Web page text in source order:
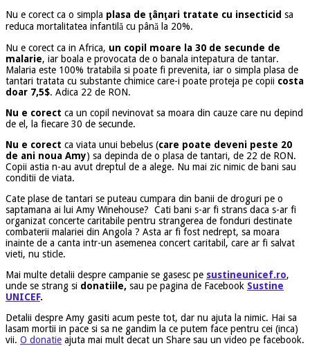
Nu e corect ca o simpla plasa de ţânţari tratate cu insecticid sa
reduca mortalitatea infantilă cu până la 20%.
Nu e corect ca in Africa, un copil moare la 30 de secunde de
malarie, iar boala e provocata de o banala intepatura de tantar.
Malaria este 100% tratabila si poate fi prevenita, iar o simpla plasa de
tantari tratata cu substante chimice care-i poate proteja pe copii costa
doar 7,5$. Adica 22 de RON.
Nu e corect ca un copil nevinovat sa moara din cauze care nu depind
de el, la fiecare 30 de secunde.
Nu e corect ca viata unui bebelus (care poate deveni peste 20
de ani noua Amy) sa depinda de o plasa de tantari, de 22 de RON.
Copii astia n-au avut dreptul de a alege. Nu mai zic nimic de bani sau
conditii de viata.
Cate plase de tantari se puteau cumpara din banii de droguri pe o
saptamana ai lui Amy Winehouse? Cati bani s-ar fi strans daca s-ar fi
organizat concerte caritabile pentru strangerea de fonduri destinate
combaterii malariei din Angola ? Asta ar fi fost nedrept, sa moara
inainte de a canta intr-un asemenea concert caritabil, care ar fi salvat
vieti, nu sticle.
Mai multe detalii despre campanie se gasesc pe sustineunicef.ro,
unde se strang si donatiile, sau pe pagina de Facebook Sustine
UNICEF.
Detalii despre Amy gasiti acum peste tot, dar nu ajuta la nimic. Hai sa
lasam mortii in pace si sa ne gandim la ce putem face pentru cei (inca)
vii. O donatie ajuta mai mult decat un Share sau un video pe facebook.